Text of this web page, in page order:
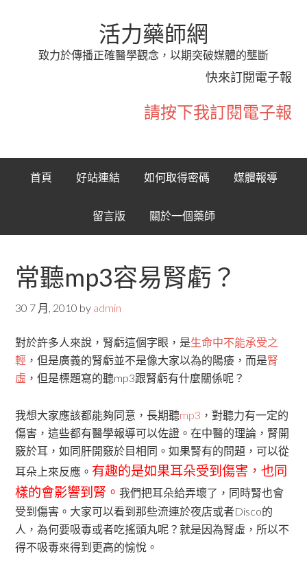
活力藥師網
致力於傳播正確醫學觀念，以期突破媒體的壟斷
快來訂閱電子報
請按下我訂閱電子報
首頁 好站連結 如何取得密碼 媒體報導
留言版 關於一個藥師
常聽mp3容易腎虧？
30 7 月, 2010 by admin
對於許多人來說，腎虧這個字眼，是生命中不能承受之
輕 ，但是廣義的腎虧並不是像大家以為的陽痿，而是腎
虛 ，但是標題寫的聽mp3跟腎虧有什麼關係呢？
我想大家應該都能夠同意，長期聽mp3 ，對聽力有一定的
傷害，這些都有醫學報導可以佐證。在中醫的理論，腎開
竅於耳，如同肝開竅於目相同。如果腎有的問題，可以從
耳朵上來反應。 有趣的是如果耳朵受到傷害，也同
樣的會影響到腎。我們把耳朵給弄壞了，同時腎也會
受到傷害。大家可以看到那些流連於夜店或者Disco的
人，為何要吸毒或者吃搖頭丸呢？就是因為腎虛，所以不
得不吸毒來得到更高的愉悅。